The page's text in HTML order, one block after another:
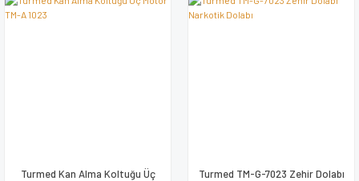
Turmed Kan Alma Koltuğu Üç
Turmed TM-G-7023 Zehir Dolabı